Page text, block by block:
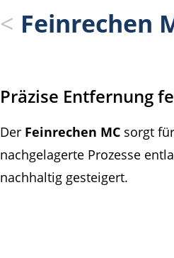
Feinrechen
Präzise Entfernung
Der Feinrechen MC sorgt
nachgelagerte Prozesse
nachhaltig gesteigert.